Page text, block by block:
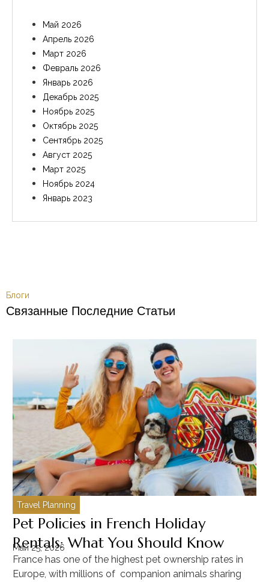
Май 2026
Апрель 2026
Март 2026
Февраль 2026
Январь 2026
Декабрь 2025
Ноябрь 2025
Октябрь 2025
Сентябрь 2025
Август 2025
Март 2025
Ноябрь 2024
Январь 2023
Блоги
Связанные Последние Статьи
Travel Planning
Pet Policies in French Holiday
Rentals: What You Should Know
Май 25, 2026
France has one of the highest pet ownership rates in
Europe, with millions of companion animals sharing